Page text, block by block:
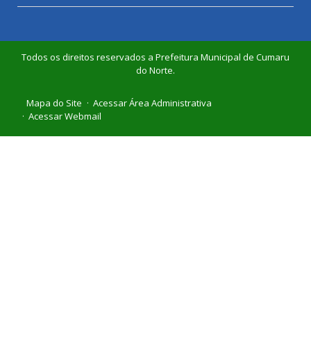
Todos os direitos reservados a Prefeitura Municipal de Cumaru
do Norte.
Mapa do Site
Acessar Área Administrativa
Acessar Webmail